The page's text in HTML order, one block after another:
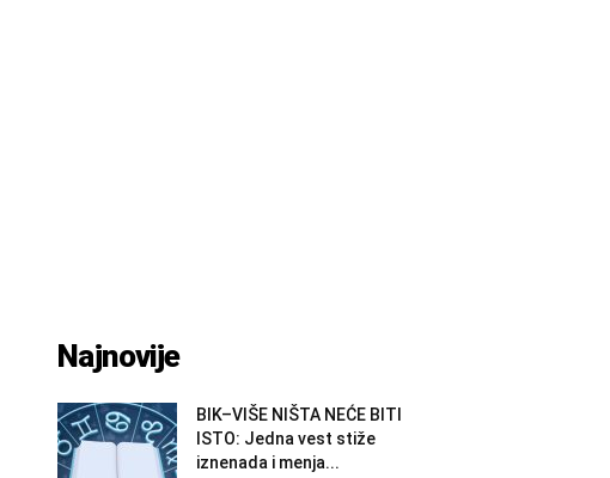
Najnovije
BIK–VIŠE NIŠTA NEĆE BITI
ISTO: Jedna vest stiže
iznenada i menja...